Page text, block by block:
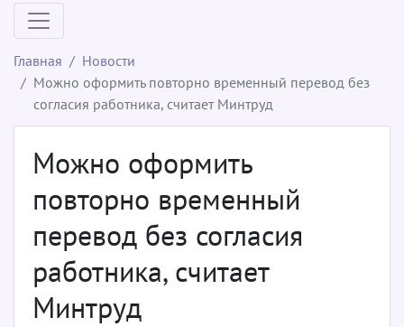
Главная
Новости
Можно оформить повторно временный перевод без
согласия работника, считает Минтруд
Можно оформить
повторно временный
перевод без согласия
работника, считает
Минтруд